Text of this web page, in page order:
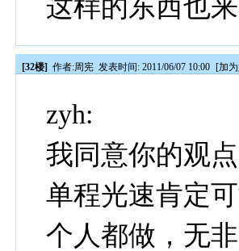
这样的东西也
[32楼] 作者:周宪 发表时间: 2011/06/07 10:00 [加
zyh:
我同意你的观点
单程光速肯定
个人都做，无